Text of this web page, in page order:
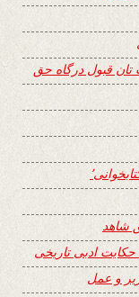
تان قبول درگاه حق
شاهد
ادبی تاریخی
و عمل